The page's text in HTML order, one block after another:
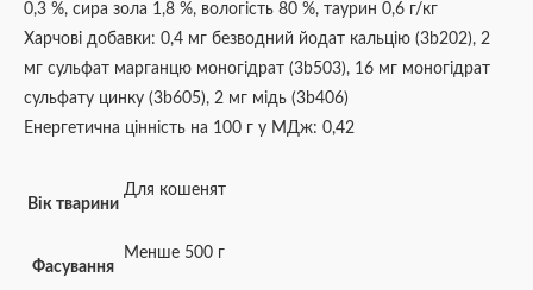
0,3 %, сира зола 1,8 %, вологість 80 %, таурин 0,6 г/кг
Харчові добавки: 0,4 мг безводний йодат кальцію (3b202), 2
мг сульфат марганцю моногідрат (3b503), 16 мг моногідрат
сульфату цинку (3b605), 2 мг мідь (3b406)
Енергетична цінність на 100 г у МДж: 0,42
Вік тварини
Для кошенят
Фасування
Менше 500 г